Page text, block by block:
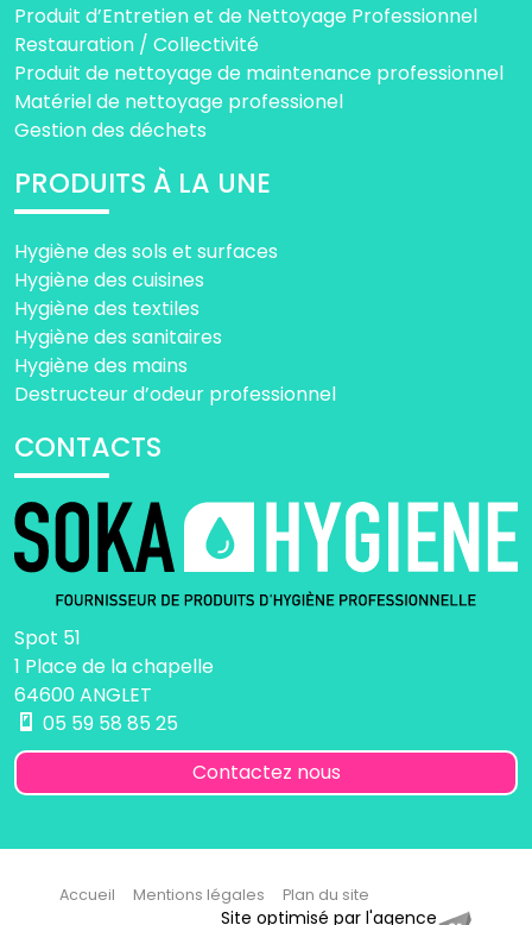
Produit d’Entretien et de Nettoyage Professionnel
Restauration / Collectivité
Produit de nettoyage de maintenance professionnel
Matériel de nettoyage professionel
Gestion des déchets
PRODUITS À LA UNE
Hygiène des sols et surfaces
Hygiène des cuisines
Hygiène des textiles
Hygiène des sanitaires
Hygiène des mains
Destructeur d’odeur professionnel
CONTACTS
Spot 51
1 Place de la chapelle
64600 ANGLET
05 59 58 85 25
Contactez nous
Accueil Mentions légales Plan du site
Site optimisé par l'agence